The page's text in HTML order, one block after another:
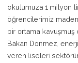
okulumuza 1 milyon
öğrencilerimiz
bir ortama kavuşmuş
Bakan Dönmez,
veren liseleri